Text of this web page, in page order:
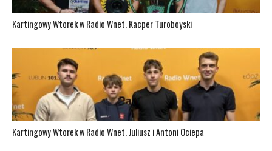
Kartingowy Wtorek w Radio Wnet. Kacper Turoboyski
Kartingowy Wtorek w Radio Wnet. Juliusz i Antoni Ociepa